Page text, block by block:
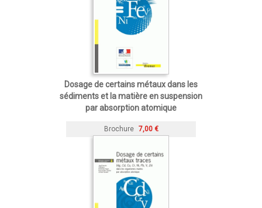
Dosage de certains métaux dans les
sédiments et la matière en suspension
par absorption atomique
Brochure 7,00 €